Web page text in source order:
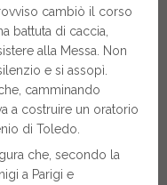
cambiò il corso
battuta di caccia,
alla Messa. Non
e si assopì.
camminando
a costruire un oratorio
di Toledo.
che, secondo la
a Parigi e